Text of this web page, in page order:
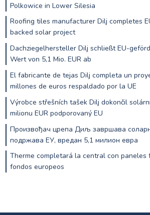
Polkowice in Lower Silesia
Roofing tiles manufacturer Dilj completes
backed solar project
Dachziegelhersteller Dilj schließt EU-
Wert von 5,1 Mio. EUR ab
El fabricante de tejas Dilj completa un
millones de euros respaldado por la UE
Výrobce střešních tašek Dilj dokončil
milionu EUR podporovaný EU
Произвођач црепа Диљ завршава
подржава ЕУ, вредан 5,1 милион евра
Therme completará la central con paneles
fondos europeos